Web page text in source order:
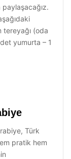
tereyağı (oda
yumurta – 1
Türk
pratik hem